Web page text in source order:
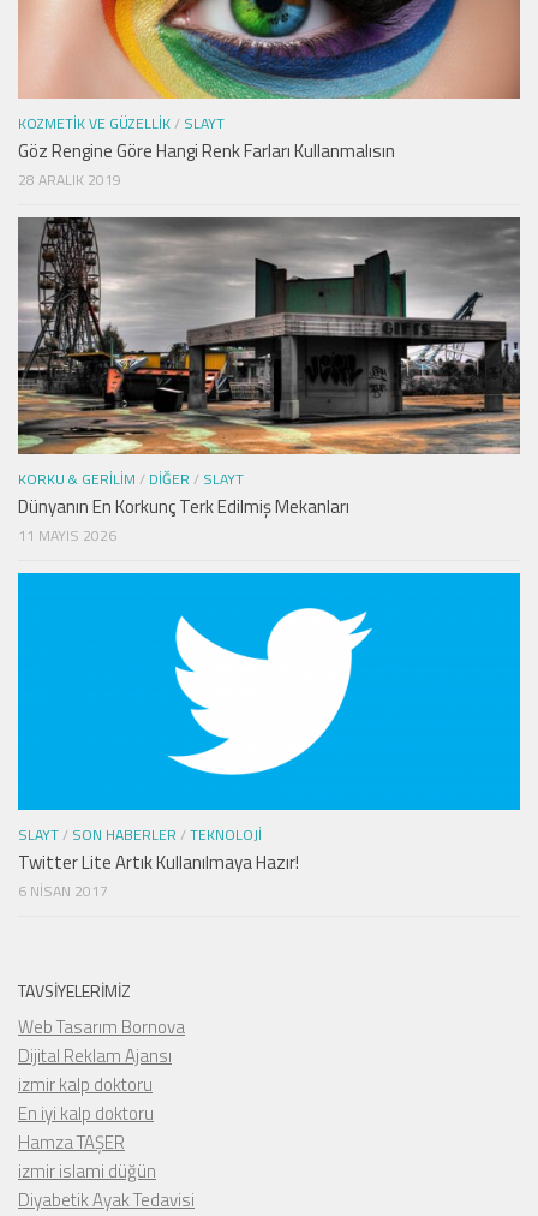
KOZMETIK VE GÜZELLIK/ SLAYT
Göz Rengine Göre Hangi Renk Farları Kullanmalısın
28 ARALIK 2019
KORKU & GERILIM / DIĞER / SLAYT
Dünyanın En Korkunç Terk Edilmiş Mekanları
11 MAYIS 2026
SLAYT/ SON HABERLER /TEKNOLOJI
Twitter Lite Artık Kullanılmaya Hazır!
6 NISAN 2017
TAVSIYELERIMIZ
Web Tasarım Bornova
Dijital Reklam Ajansı
izmir kalp doktoru
En iyi kalp doktoru
Hamza TAŞER
izmir islami düğün
Diyabetik Ayak Tedavisi